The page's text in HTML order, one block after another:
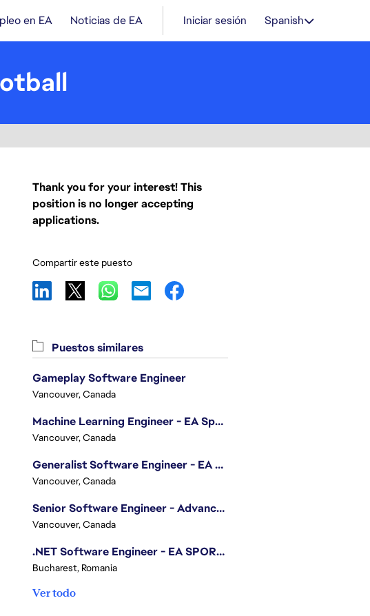
en EA Noticias de EA Iniciar sesión Spanish
Thank you for your interest! This
position is no longer accepting
applications.
Compartir este puesto
Puestos similares
Gameplay Software Engineer
Vancouver, Canada
Machine Learning Engineer - EA Sports FC
Vancouver, Canada
Generalist Software Engineer - EA Sports FC
Vancouver, Canada
Senior Software Engineer - Advanced Technology Group
Vancouver, Canada
.NET Software Engineer - EA SPORTS™ FC
Bucharest, Romania
Ver todo